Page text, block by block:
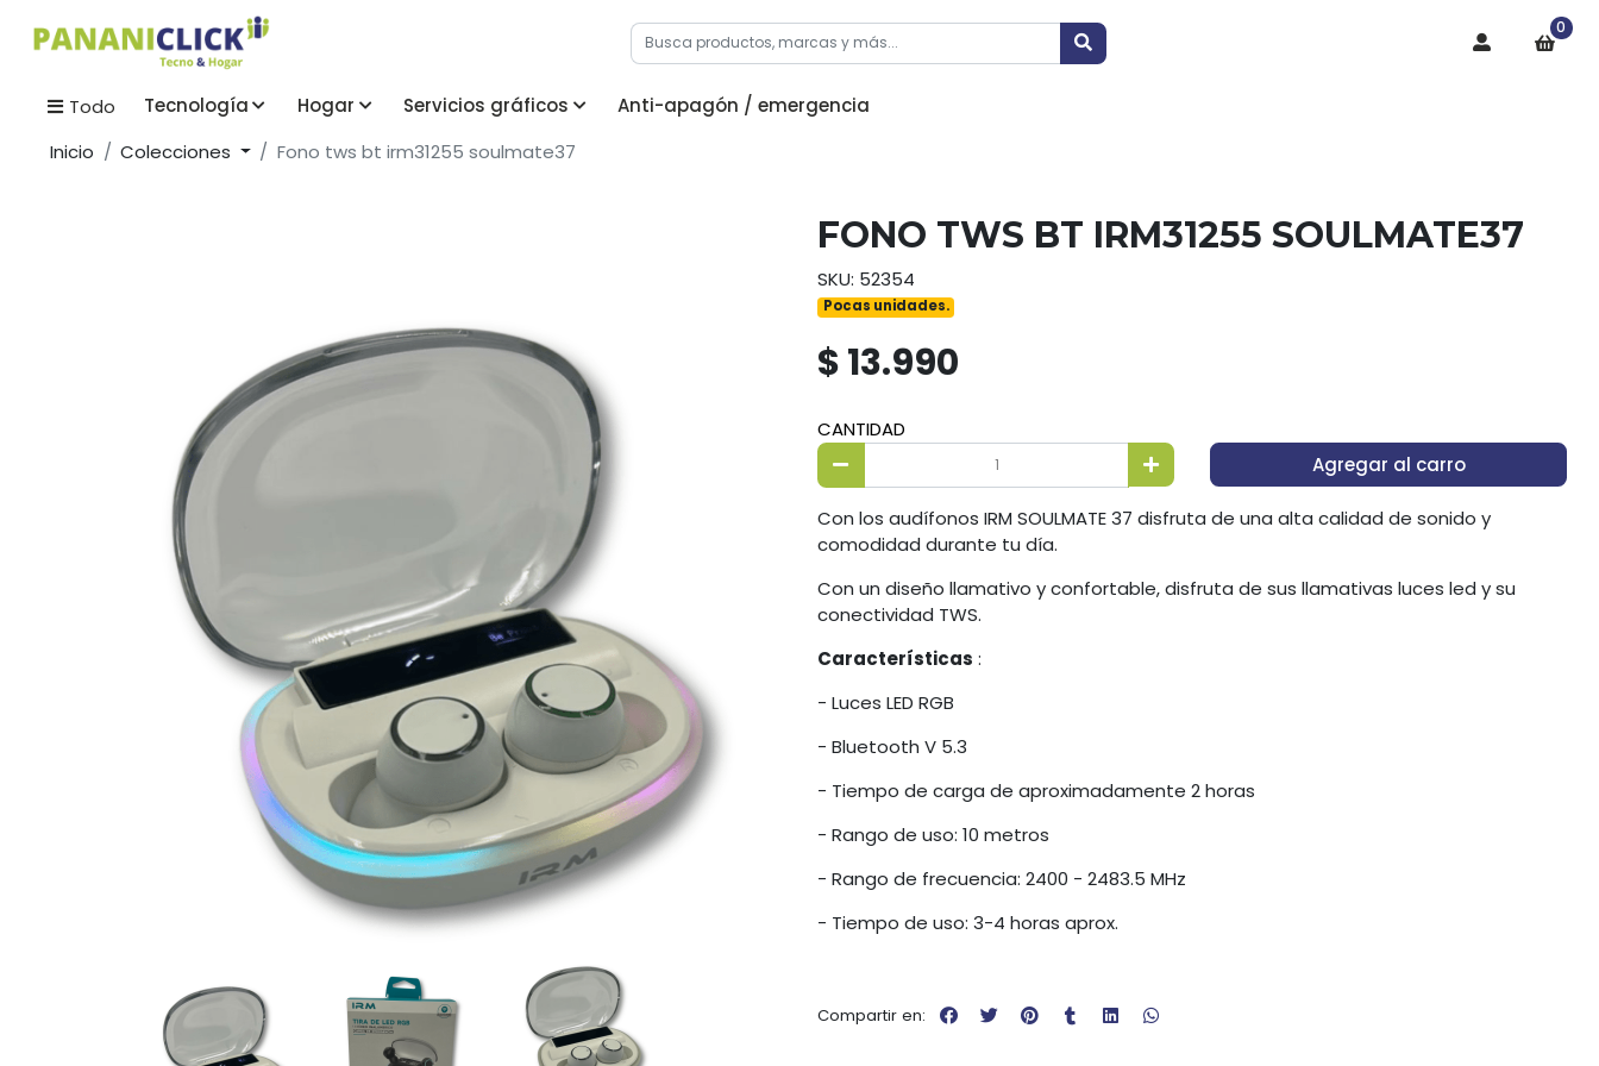
0
Todo Tecnología Hogar Servicios gráficos
Anti-apagón / emergencia
Inicio
Colecciones Fono tws bt irm31255 soulmate37
FONO TWS BT IRM31255 SOULMATE37
SKU: 52354
Pocas unidades.
$ 13.990
CANTIDAD
Agregar al carro
Con los audífonos IRM SOULMATE 37 disfruta de una alta calidad de sonido y
comodidad durante tu día.
Con un diseño llamativo y confortable, disfruta de sus llamativas luces led y su
conectividad TWS.
Características :
- Luces LED RGB
- Bluetooth V 5.3
- Tiempo de carga de aproximadamente 2 horas
- Rango de uso: 10 metros
- Rango de frecuencia: 2400 - 2483.5 MHz
- Tiempo de uso: 3-4 horas aprox.
Compartir en: